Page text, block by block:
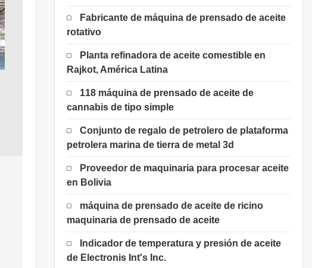
Fabricante de máquina de prensado de aceite
rotativo
Planta refinadora de aceite comestible en
Rajkot, América Latina
118 máquina de prensado de aceite de
cannabis de tipo simple
Conjunto de regalo de petrolero de plataforma
petrolera marina de tierra de metal 3d
Proveedor de maquinaria para procesar aceite
en Bolivia
máquina de prensado de aceite de ricino
maquinaria de prensado de aceite
Indicador de temperatura y presión de aceite
de Electronis Int's Inc.